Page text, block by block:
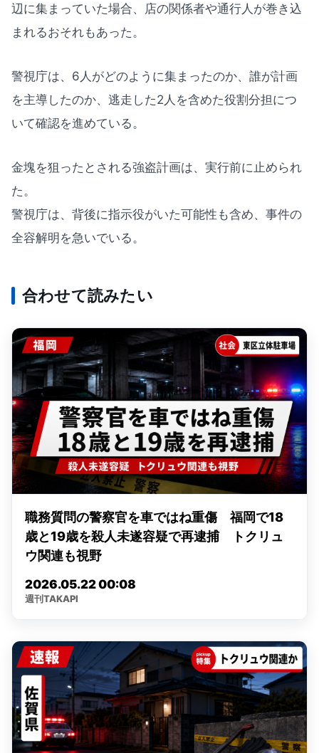
辺に集まっていた場合、店の関係者や通行人が巻き込
まれるおそれもあった。
警視庁は、6人がどのように集まったのか、誰が計画
を主導したのか、逃走した2人を含めた役割分担につ
いて確認を進めている。
金塊を狙ったとされる強盗計画は、実行前に止められ
た。
警視庁は、背後に指示役がいた可能性も含め、事件の
全容解明を急いでいる。
合わせて読みたい